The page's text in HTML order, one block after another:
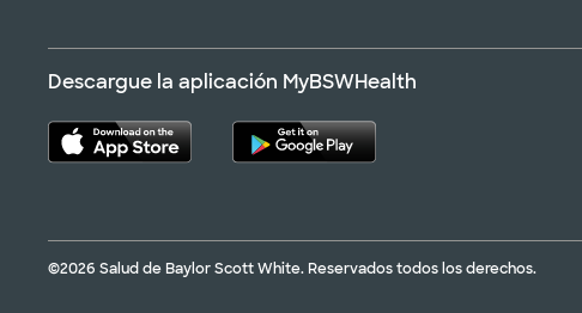
Descargue la aplicación MyBSWHealth
©2026 Salud de Baylor Scott White. Reservados todos los derechos.